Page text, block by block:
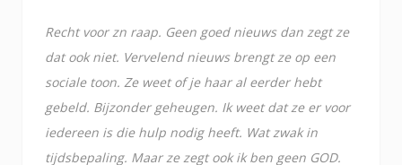
Recht voor zn raap. Geen goed nieuws dan zegt ze
dat ook niet. Vervelend nieuws brengt ze op een
sociale toon. Ze weet of je haar al eerder hebt
gebeld. Bijzonder geheugen. Ik weet dat ze er voor
iedereen is die hulp nodig heeft. Wat zwak in
tijdsbepaling. Maar ze zegt ook ik ben geen GOD.